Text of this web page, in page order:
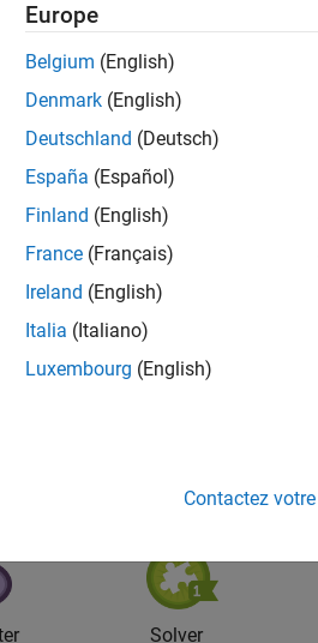
Knowledgeable Level 3
15 Feb 2022
Solver
Europe
Belgium (English)
Denmark (English)
Deutschland (Deutsch)
España (Español)
Finland (English)
France (Français)
Ireland (English)
Italia (Italiano)
Luxembourg (English)
Contactez